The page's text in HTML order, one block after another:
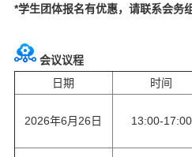
*学生团体报名有优惠，请联系会务
会议议程
日期
时间
2026年6月26日 13:00-17:00